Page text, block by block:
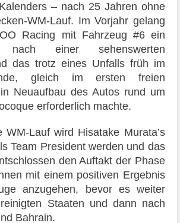
– nach 25 Jahren ohne
WM-Lauf. Im Vorjahr gelang
Racing mit Fahrzeug #6 ein
nach einer sehenswerten
das trotz eines Unfalls früh im
gleich im ersten freien
Neuaufbau des Autos rund um
erforderlich machte.
WM-Lauf wird Hisatake Murata’s
Team President werden und das
den Auftakt der Phase
mit einem positiven Ergebnis
anzugehen, bevor es weiter
Staaten und dann nach
Bahrain.